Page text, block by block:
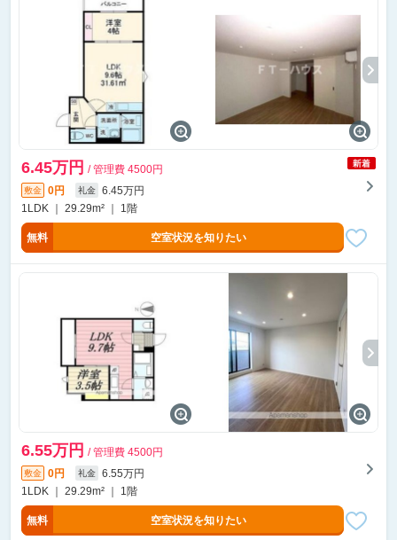
6.45万円 / 管理費 4500円
敷金 0円 礼金
6.45万円
1LDK ｜ 29.29m² ｜ 1階
無料 空室状況を知りたい
6.55万円 / 管理費 4500円
敷金 0円 礼金
6.55万円
1LDK ｜ 29.29m² ｜ 1階
無料 空室状況を知りたい